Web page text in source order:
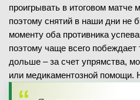
проигрывать в итоговом матче
поэтому снятий в наши дни не
моменту оба противника
поэтому чаще всего побеждает
дольше – за счет упрямства,
или медикаментозной помощи.